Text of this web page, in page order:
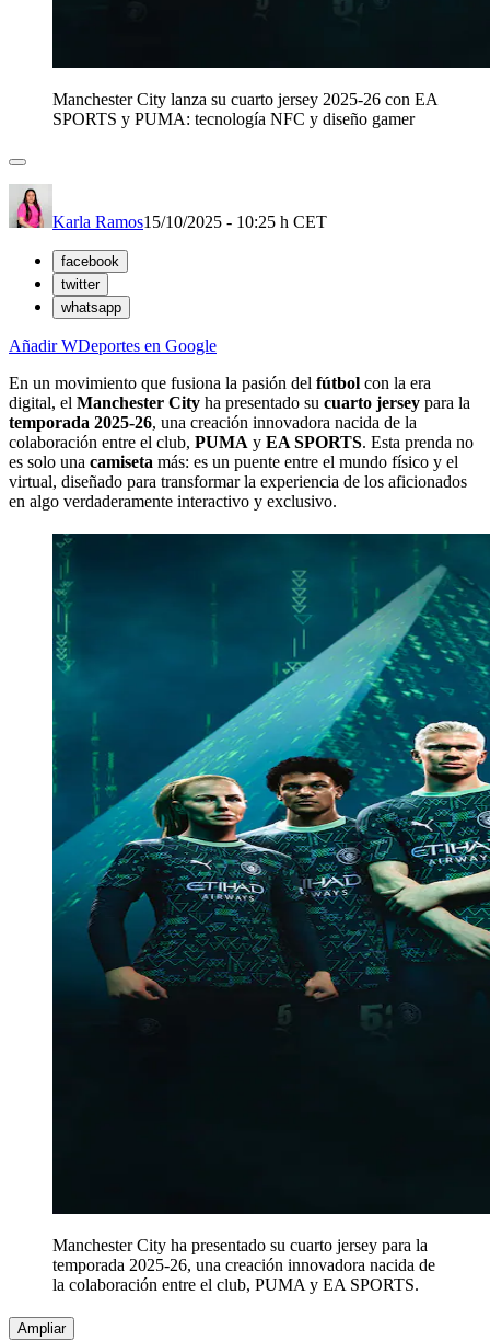
Manchester City lanza su cuarto jersey 2025-26 con EA
SPORTS y PUMA: tecnología NFC y diseño gamer
Karla Ramos15/10/2025 - 10:25 h CET
facebook
twitter
whatsapp
Añadir WDeportes en Google
En un movimiento que fusiona la pasión del fútbol con la era
digital, el Manchester City ha presentado su cuarto jersey para la
temporada 2025-26, una creación innovadora nacida de la
colaboración entre el club, PUMA y EA SPORTS. Esta prenda no
es solo una camiseta más: es un puente entre el mundo físico y el
virtual, diseñado para transformar la experiencia de los aficionados
en algo verdaderamente interactivo y exclusivo.
Manchester City ha presentado su cuarto jersey para la
temporada 2025-26, una creación innovadora nacida de
la colaboración entre el club, PUMA y EA SPORTS.
Ampliar